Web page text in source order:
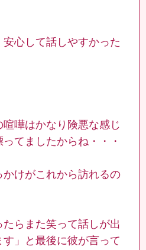
心して話しやすかった
嘩はかなり険悪な感じ
てましたからね・・・
けがこれから訪れるの
らまた笑って話しが出
」と最後に彼が言って